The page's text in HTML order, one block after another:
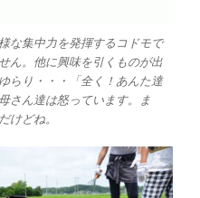
な集中力を発揮するコドモで
ん。他に興味を引くものが出
らり・・・「全く！あんた達
さん達は怒っています。ま
けどね。